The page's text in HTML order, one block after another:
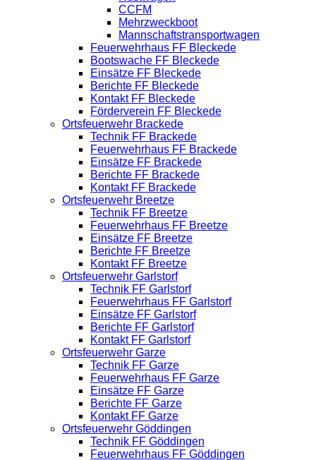
CCFM
Mehrzweckboot
Mannschaftstransportwagen
Feuerwehrhaus FF Bleckede
Bootswache FF Bleckede
Einsätze FF Bleckede
Berichte FF Bleckede
Kontakt FF Bleckede
Förderverein FF Bleckede
Ortsfeuerwehr Brackede
Technik FF Brackede
Feuerwehrhaus FF Brackede
Einsätze FF Brackede
Berichte FF Brackede
Kontakt FF Brackede
Ortsfeuerwehr Breetze
Technik FF Breetze
Feuerwehrhaus FF Breetze
Einsätze FF Breetze
Berichte FF Breetze
Kontakt FF Breetze
Ortsfeuerwehr Garlstorf
Technik FF Garlstorf
Feuerwehrhaus FF Garlstorf
Einsätze FF Garlstorf
Berichte FF Garlstorf
Kontakt FF Garlstorf
Ortsfeuerwehr Garze
Technik FF Garze
Feuerwehrhaus FF Garze
Einsätze FF Garze
Berichte FF Garze
Kontakt FF Garze
Ortsfeuerwehr Göddingen
Technik FF Göddingen
Feuerwehrhaus FF Göddingen